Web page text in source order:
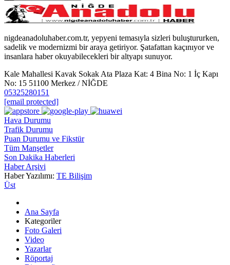
nigdeanadoluhaber.com.tr, yepyeni temasıyla sizleri buluştururken,
sadelik ve modernizmi bir araya getiriyor. Şatafattan kaçınıyor ve
insanlara haber okuyabilecekleri bir altyapı sunuyor.
Kale Mahallesi Kavak Sokak Ata Plaza Kat: 4 Bina No: 1 İç Kapı
No: 15 51100 Merkez / NİĞDE
05325280151
[email protected]
Hava Durumu
Trafik Durumu
Puan Durumu ve Fikstür
Tüm Manşetler
Son Dakika Haberleri
Haber Arşivi
Haber Yazılımı: TE Bilişim
Üst
Ana Sayfa
Kategoriler
Foto Galeri
Video
Yazarlar
Röportaj